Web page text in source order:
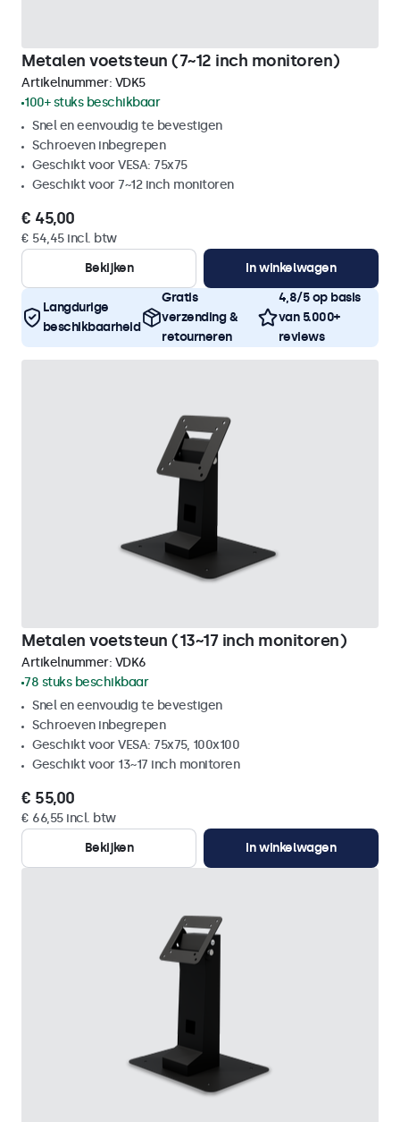
Metalen voetsteun (7~12 inch monitoren)
Artikelnummer: VDK5
100+ stuks beschikbaar
Snel en eenvoudig te bevestigen
Schroeven inbegrepen
Geschikt voor VESA: 75x75
Geschikt voor 7~12 inch monitoren
€ 45,00
€ 54,45 incl. btw
Bekijken
In winkelwagen
Langdurige
beschikbaarheid
Gratis
verzending &
retourneren
4,8/5 op basis
van 5.000+
reviews
Metalen voetsteun (13~17 inch monitoren)
Artikelnummer: VDK6
78 stuks beschikbaar
Snel en eenvoudig te bevestigen
Schroeven inbegrepen
Geschikt voor VESA: 75x75, 100x100
Geschikt voor 13~17 inch monitoren
€ 55,00
€ 66,55 incl. btw
Bekijken
In winkelwagen